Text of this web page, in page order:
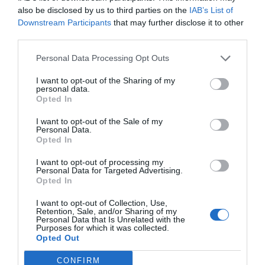
also be disclosed by us to third parties on the IAB’s List of
Downstream Participants that may further disclose it to other
Personal Data Processing Opt Outs
I want to opt-out of the Sharing of my
personal data.
Opted In
I want to opt-out of the Sale of my
Personal Data.
Opted In
I want to opt-out of processing my
Personal Data for Targeted Advertising.
Opted In
I want to opt-out of Collection, Use,
Retention, Sale, and/or Sharing of my
Personal Data that Is Unrelated with the
Purposes for which it was collected.
Opted Out
CONFIRM
dettagli
Italia
Settembre 2012
Settembre 2012
Viaggiatore Singolo Business
BUONO
7.8
comodo per chi arriva a Rogoredo. C'è un autobus ma è poco frequente, è
una bella passeggiata. La stanza era molto grande ed affacciava su un
piccolo parco.
Ritornerebbe in questo hotel?
dettagli
Angelo ECCEZIONALE